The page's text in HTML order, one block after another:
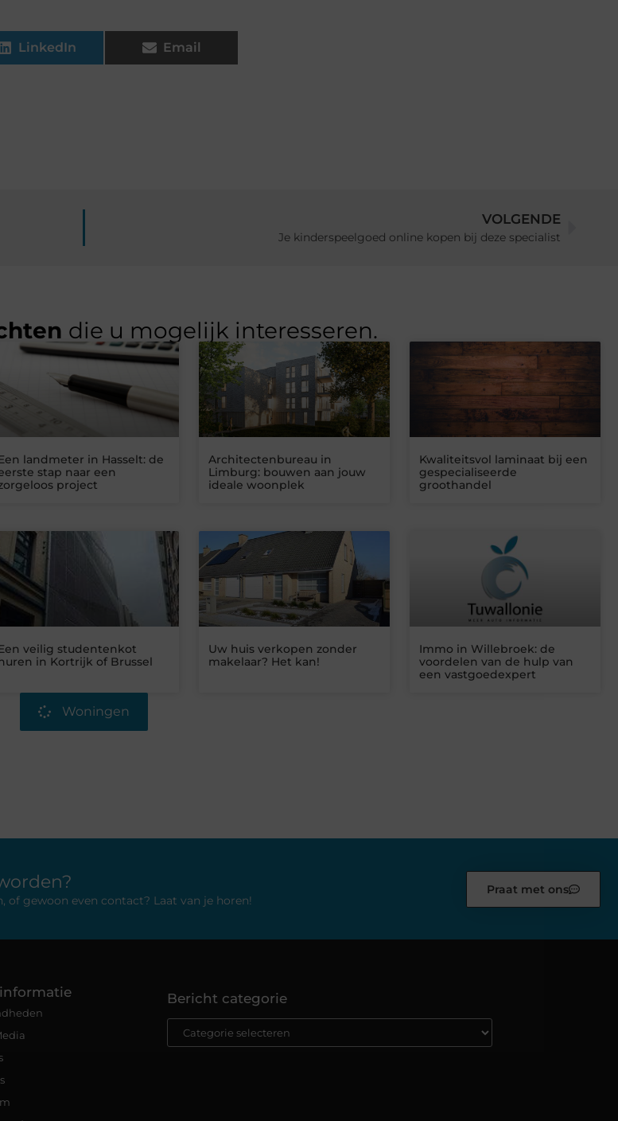
LinkedIn Email
VOLGENDE
Je kinderspeelgoed online kopen bij deze specialist
die u mogelijk interesseren.
landmeter in Hasselt: de
stap naar een
project
Architectenbureau in
Limburg: bouwen aan jouw
ideale woonplek
Kwaliteitsvol laminaat bij een
gespecialiseerde
groothandel
veilig studentenkot
in Kortrijk of Brussel
Uw huis verkopen zonder
makelaar? Het kan!
Immo in Willebroek: de
voordelen van de hulp van
een vastgoedexpert
Woningen
of gewoon even contact? Laat van je horen!
Praat met ons
Bericht categorie